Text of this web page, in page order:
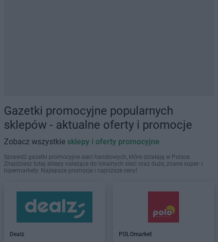
Gazetki promocyjne popularnych
sklepów - aktualne oferty i promocje
Zobacz wszystkie sklepy i oferty promocyjne
Sprawdź gazetki promocyjne sieci handlowych, które działają w Polsce.
Znajdziesz tutaj sklepy należące do lokalnych sieci oraz duże, znane super- i
hipermarkety. Najlepsze promocje i najniższe ceny!
Dealz
POLOmarket